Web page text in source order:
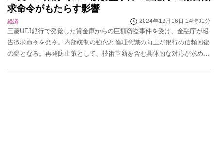
求命令がもたらす影響
経済 2024年12月16日 14時31分
三菱UFJ銀行で発覚した貸金庫からの巨額窃盗事件を受け、金融庁が報
告徴求命令を発令。内部統制の強化と倫理意識の向上が銀行の信頼回復
の鍵となる。再発防止策として、技術革新を含む具体的な対応が求めら